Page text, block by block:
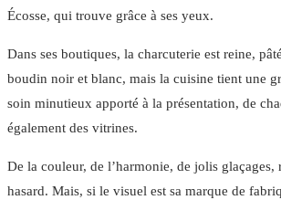
Écosse, qui trouve grâce à ses yeux.
Dans ses boutiques, la charcuterie est reine,
boudin noir et blanc, mais la cuisine tient une
soin minutieux apporté à la présentation, de
également des vitrines.
De la couleur, de l’harmonie, de jolis glaçages,
hasard. Mais, si le visuel est sa marque de